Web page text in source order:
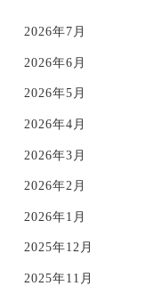
2026年7月
2026年6月
2026年5月
2026年4月
2026年3月
2026年2月
2026年1月
2025年12月
2025年11月